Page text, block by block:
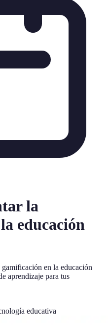
la
educación
en la educación
aprendizaje para tus
educativa